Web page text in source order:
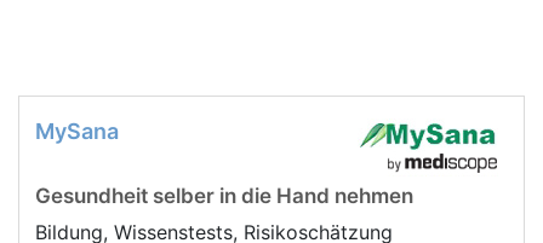
MySana
Gesundheit selber in die Hand nehmen
Bildung, Wissenstests, Risikoschätzung